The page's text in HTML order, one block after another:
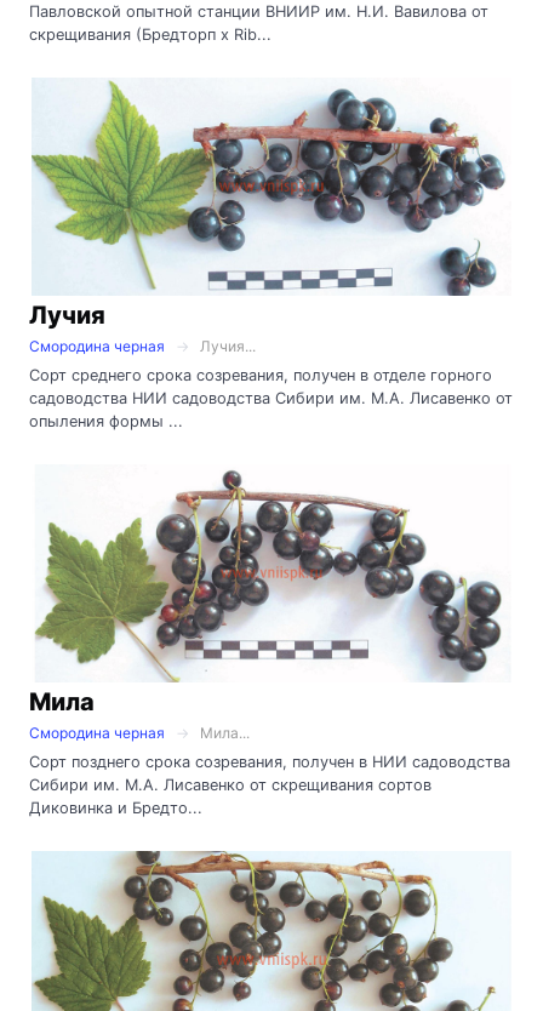
Павловской опытной станции ВНИИР им. Н.И. Вавилова от
скрещивания (Бредторп х Rib...
Лучия
Смородина черная
Лучия...
Сорт среднего срока созревания, получен в отделе горного
садоводства НИИ садоводства Сибири им. М.А. Лисавенко от
опыления формы ...
Мила
Смородина черная
Мила...
Сорт позднего срока созревания, получен в НИИ садоводства
Сибири им. М.А. Лисавенко от скрещивания сортов
Диковинка и Бредто...